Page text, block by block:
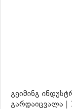
გეიმინგ
გარდაიცვალა |